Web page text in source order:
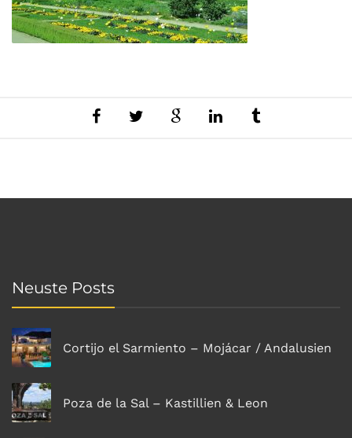
Neuste Posts
Cortijo el Sarmiento – Mojácar / Andalusien
Poza de la Sal – Kastillien & Leon